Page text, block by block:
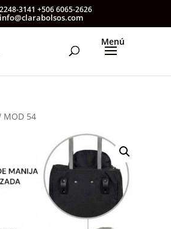
3141 +506 6065-2626
info@clarabolsos.com
MOD 54